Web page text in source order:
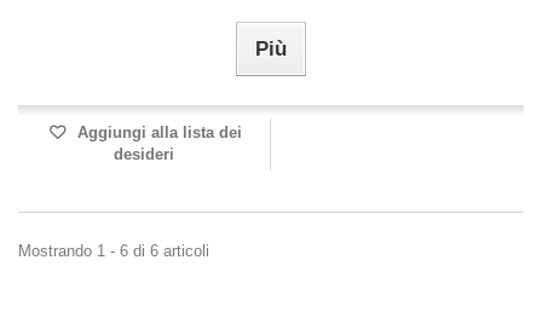
Più
Aggiungi alla lista dei
desideri
Mostrando 1 - 6 di 6 articoli